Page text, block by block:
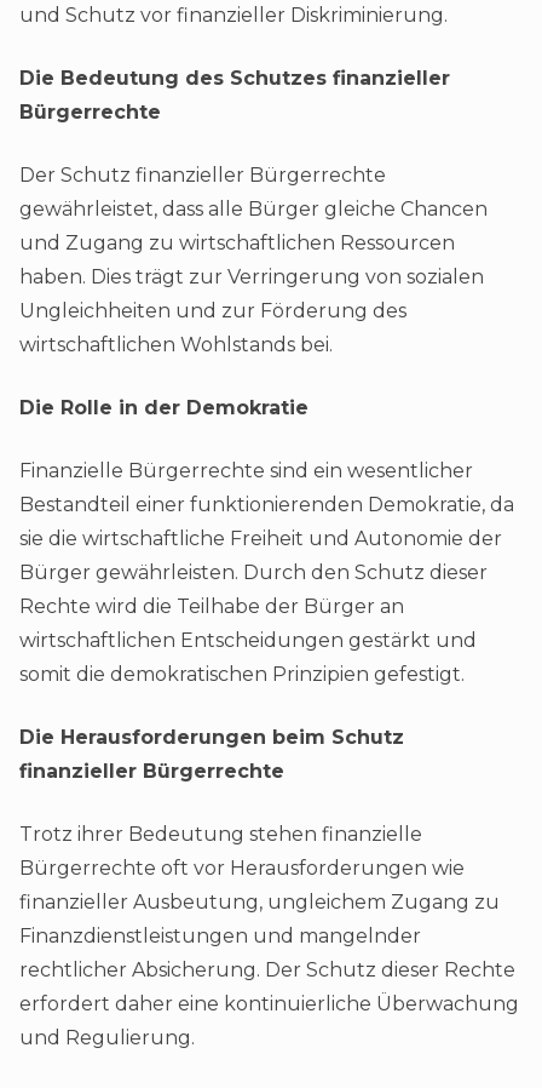
und Schutz vor finanzieller Diskriminierung.
Die Bedeutung des Schutzes finanzieller
Bürgerrechte
Der Schutz finanzieller Bürgerrechte
gewährleistet, dass alle Bürger gleiche Chancen
und Zugang zu wirtschaftlichen Ressourcen
haben. Dies trägt zur Verringerung von sozialen
Ungleichheiten und zur Förderung des
wirtschaftlichen Wohlstands bei.
Die Rolle in der Demokratie
Finanzielle Bürgerrechte sind ein wesentlicher
Bestandteil einer funktionierenden Demokratie, da
sie die wirtschaftliche Freiheit und Autonomie der
Bürger gewährleisten. Durch den Schutz dieser
Rechte wird die Teilhabe der Bürger an
wirtschaftlichen Entscheidungen gestärkt und
somit die demokratischen Prinzipien gefestigt.
Die Herausforderungen beim Schutz
finanzieller Bürgerrechte
Trotz ihrer Bedeutung stehen finanzielle
Bürgerrechte oft vor Herausforderungen wie
finanzieller Ausbeutung, ungleichem Zugang zu
Finanzdienstleistungen und mangelnder
rechtlicher Absicherung. Der Schutz dieser Rechte
erfordert daher eine kontinuierliche Überwachung
und Regulierung.